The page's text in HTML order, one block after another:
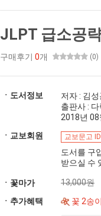
JLPT 급소공
구매후기 0개 (0)
ㆍ도서정보
저자 : 김성
출판사 : 다
2018년
ㆍ교보회원
교보문고
도서를 구
받으실 수
ㆍ꽃마가 13,000원
ㆍ추가혜택 꽃 2송이